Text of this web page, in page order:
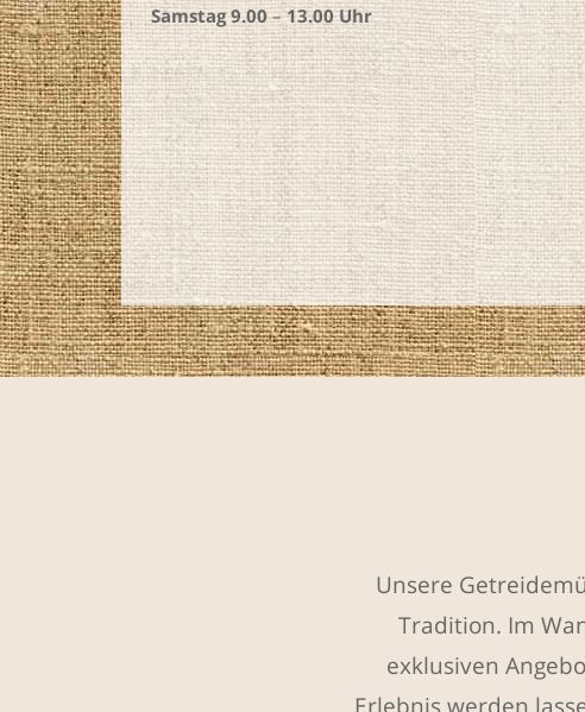
Samstag 9.00–13.00 Uhr
Unsere
Tradition. Im
exklusiven